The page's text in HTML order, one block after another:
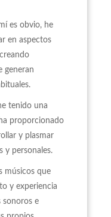
es obvio, he
en aspectos
generan
tenido una
proporcionado
y plasmar
y personales.
músicos que
y experiencia
sonoros e